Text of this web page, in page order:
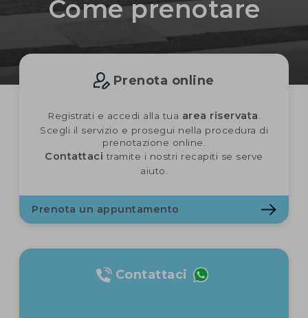
Come prenotare
Prenota online
Registrati e accedi alla tua area riservata
Scegli il servizio e prosegui nella procedura di
prenotazione online.
Contattaci tramite i nostri recapiti se serve
aiuto.
Prenota un appuntamento
Contattaci